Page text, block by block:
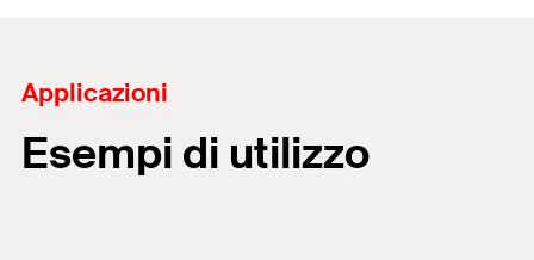
Applicazioni
Esempi di utilizzo